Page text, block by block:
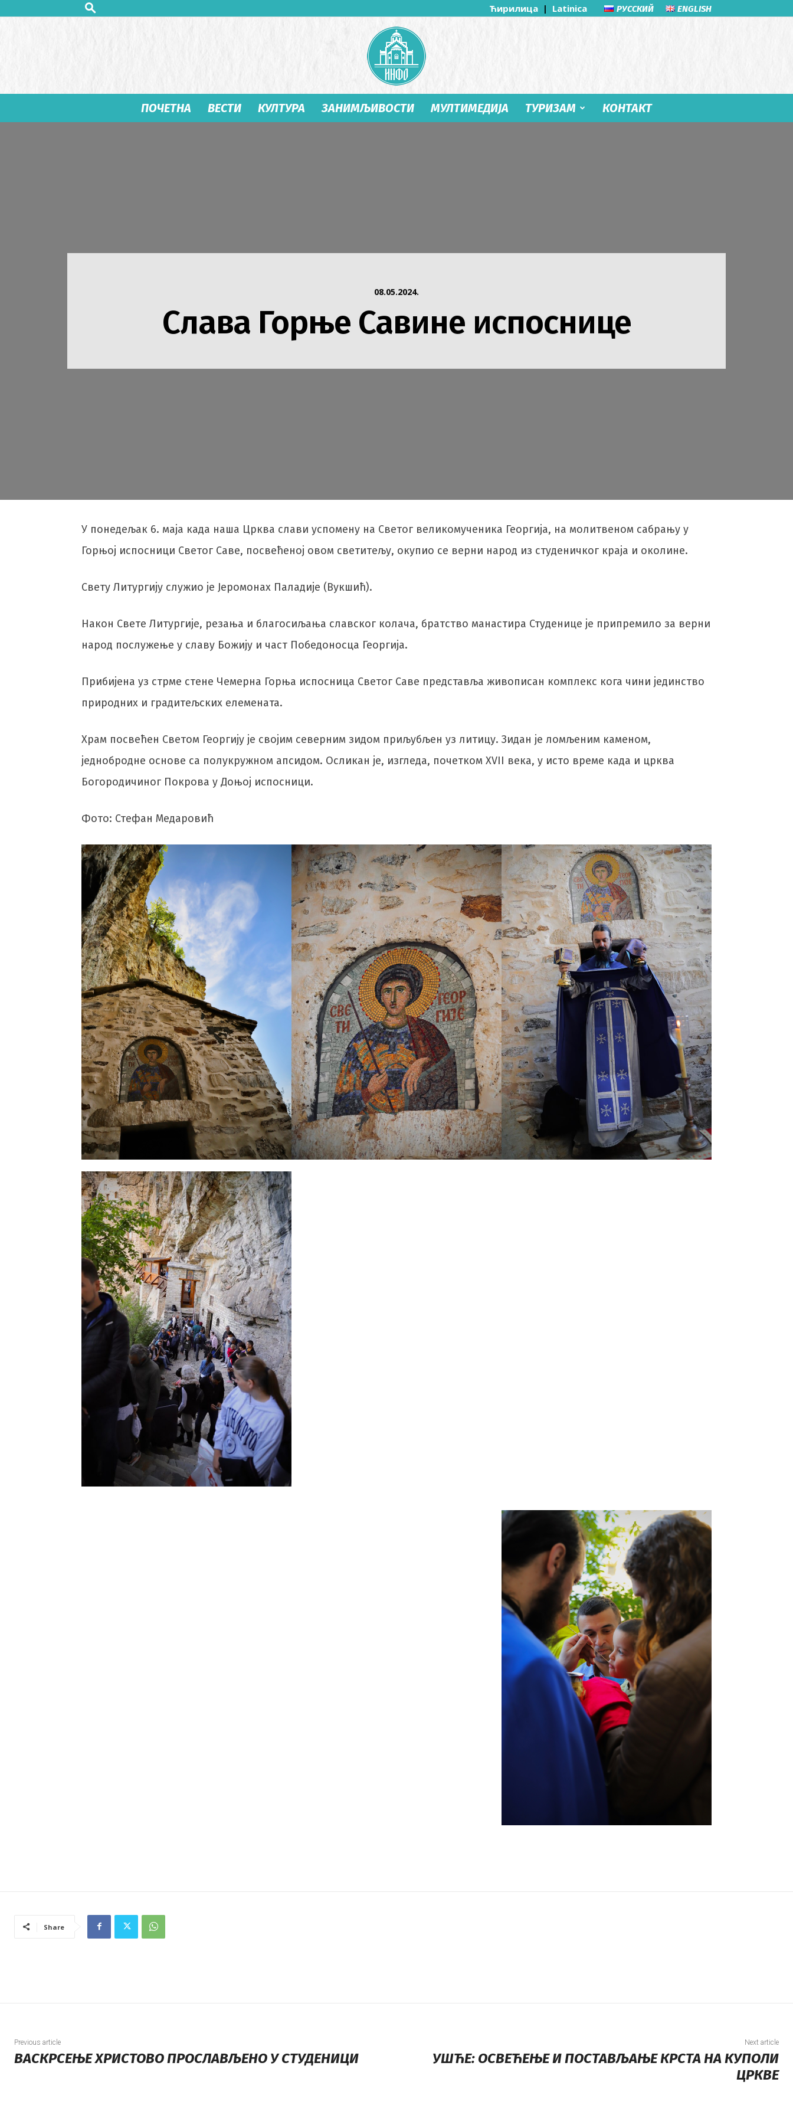
Ћирилица | Latinica РУССКИЙ ENGLISH
Студеница
ПОЧЕТНА ВЕСТИ КУЛТУРА ЗАНИМЉИВОСТИ МУЛТИМЕДИЈА ТУРИЗАМ КОНТАКТ
08.05.2024.
Слава Горње Савине испоснице
У понедељак 6. маја када наша Црква слави успомену на Светог великомученика Георгија, на молитвеном сабрању у
Горњој испосници Светог Саве, посвећеној овом светитељу, окупио се верни народ из студеничког краја и околине.
Свету Литургију служио је Јеромонах Паладије (Вукшић).
Након Свете Литургије, резања и благосиљања славског колача, братство манастира Студенице је припремило за верни
народ послужење у славу Божију и част Победоносца Георгија.
Прибијена уз стрме стене Чемерна Горња испосница Светог Саве представља живописан комплекс кога чини јединство
природних и градитељских елемената.
Храм посвећен Светом Георгију је својим северним зидом приљубљен уз литицу. Зидан је ломљеним каменом,
једнобродне основе са полукружном апсидом. Осликан је, изгледа, почетком XVII века, у исто време када и црква
Богородичиног Покрова у Доњој испосници.
Фото: Стефан Медаровић
Share
Previous article
ВАСКРСЕЊЕ ХРИСТОВО ПРОСЛАВЉЕНО У СТУДЕНИЦИ
Next article
УШЋЕ: ОСВЕЋЕЊЕ И ПОСТАВЉАЊЕ КРСТА НА КУПОЛИ
ЦРКВЕ